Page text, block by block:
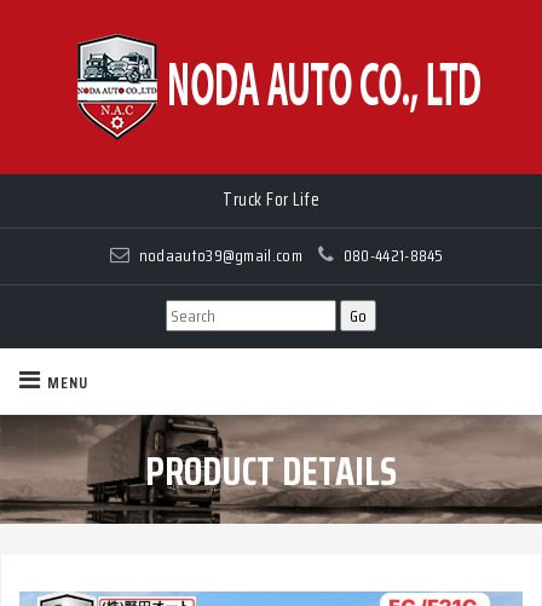
Truck For Life
nodaauto39@gmail.com 080-4421-8845
MENU
PRODUCT DETAILS